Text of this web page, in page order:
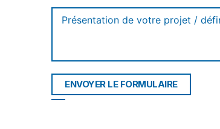
ENVOYER LE FORMULAIRE